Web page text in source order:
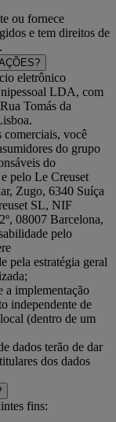
ou fornece
e tem direitos de
eletrônico
LDA, com
Tomás da
comerciais, você
do grupo
do
pelo Le Creuset
Zugo, 6340 Suíça
SL, NIF
08007 Barcelona,
pelo
pela estratégia geral
a implementação
independente de
(dentro de um
dados terão de dar
dos dados
fins: